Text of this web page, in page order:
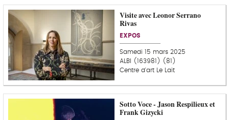
Visite avec Leonor Serrano
Rivas
EXPOS
Samedi 15 mars 2025
ALBI (163981) (81)
Centre d'art Le Lait
Sotto Voce - Jason Respilieux et
Frank Gizycki